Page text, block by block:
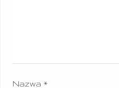
Nazwa *